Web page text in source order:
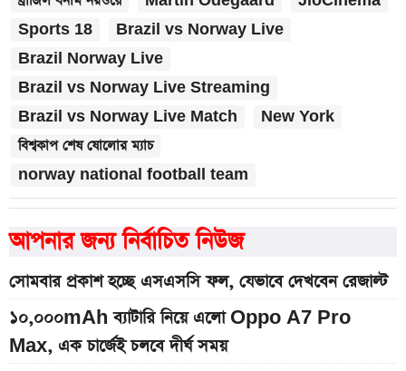
Sports 18
Brazil vs Norway Live
Brazil Norway Live
Brazil vs Norway Live Streaming
Brazil vs Norway Live Match
New York
বিশ্বকাপ শেষ ষোলোর ম্যাচ
norway national football team
আপনার জন্য নির্বাচিত নিউজ
সোমবার প্রকাশ হচ্ছে এসএসসি ফল, যেভাবে দেখবেন রেজাল্ট
১০,০০০mAh ব্যাটারি নিয়ে এলো Oppo A7 Pro
Max, এক চার্জেই চলবে দীর্ঘ সময়